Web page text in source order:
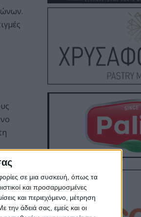
σε μια συσκευή, όπως τα
και προσαρμοσμένες
και περιεχόμενο, μέτρηση
την άδειά σας, εμείς και οι